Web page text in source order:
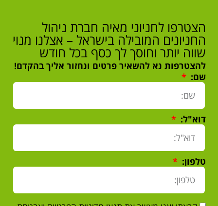
הצטרפו לחניוני מאיה חברת ניהול
החניונים המובילה בישראל – אצלנו מנוי
שווה יותר וחוסך לך כסף בכל חודש
להצטרפות נא להשאיר פרטים ונחזור אליך בהקדם!
שם:
דוא"ל:
טלפון: